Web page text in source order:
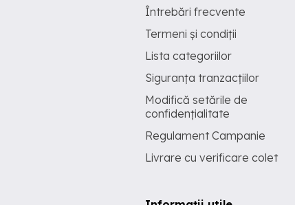
Întrebări frecvente
Termeni și condiții
Lista categoriilor
Siguranța tranzacțiilor
Modifică setările de
confidențialitate
Regulament Campanie
Livrare cu verificare colet